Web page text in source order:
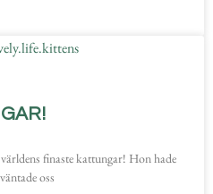
finaste kattungar! Hon hade
oss